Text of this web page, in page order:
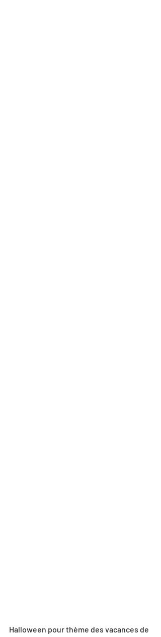
Halloween pour thème des vacances de